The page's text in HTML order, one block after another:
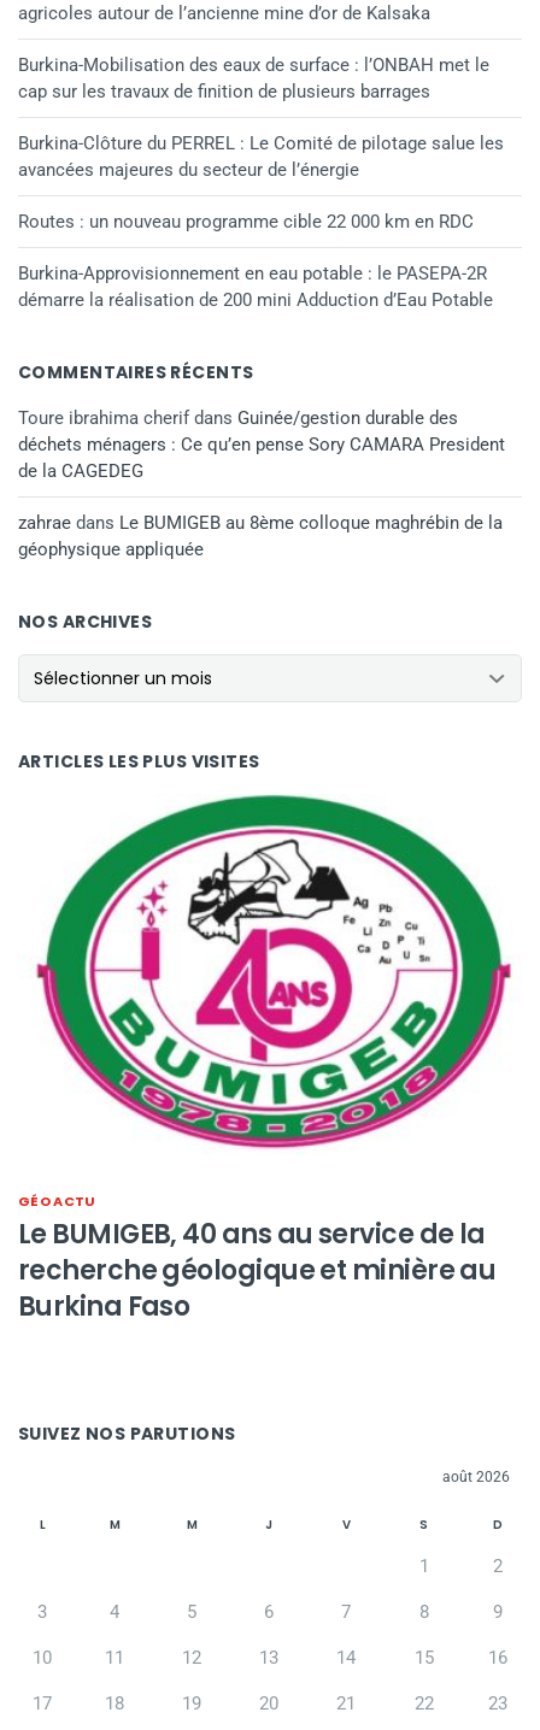
agricoles autour de l’ancienne mine d’or de Kalsaka
Burkina-Mobilisation des eaux de surface : l’ONBAH met le
cap sur les travaux de finition de plusieurs barrages
Burkina-Clôture du PERREL : Le Comité de pilotage salue les
avancées majeures du secteur de l’énergie
Routes : un nouveau programme cible 22 000 km en RDC
Burkina-Approvisionnement en eau potable : le PASEPA-2R
démarre la réalisation de 200 mini Adduction d’Eau Potable
COMMENTAIRES RÉCENTS
Toure ibrahima cherif dans Guinée/gestion durable des
déchets ménagers : Ce qu’en pense Sory CAMARA President
de la CAGEDEG
zahrae dans Le BUMIGEB au 8ème colloque maghrébin de la
géophysique appliquée
NOS ARCHIVES
NOS ARCHIVES
ARTICLES LES PLUS VISITES
GÉO ACTU
Le BUMIGEB, 40 ans au service de la
recherche géologique et minière au
Burkina Faso
SUIVEZ NOS PARUTIONS
août 2026
L M M J V S D
1 2
3 4 5 6 7 8 9
10 11 12 13 14 15 16
17 18 19 20 21 22 23